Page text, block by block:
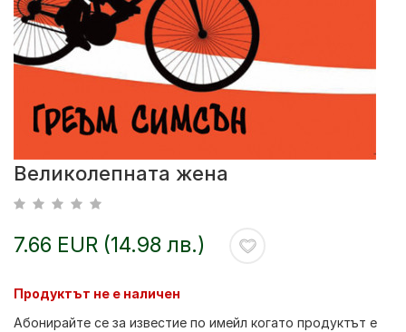
Великолепната жена
7.66 EUR (14.98 лв.)
Продуктът не е наличен
Абонирайте се за известие по имейл когато продуктът е